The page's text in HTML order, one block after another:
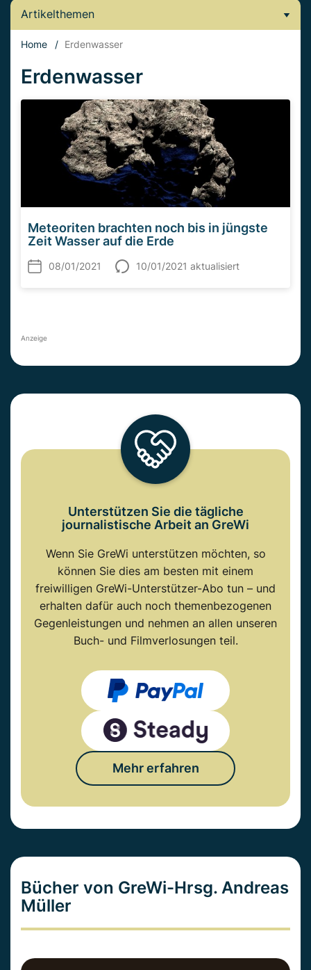
Artikelthemen
Home / Erdenwasser
Erdenwasser
Meteoriten brachten noch bis in jüngste
Zeit Wasser auf die Erde
08/01/2021 10/01/2021 aktualisiert
Anzeige
Unterstützen Sie die tägliche
journalistische Arbeit an GreWi
Wenn Sie GreWi unterstützen möchten, so
können Sie dies am besten mit einem
freiwilligen GreWi-Unterstützer-Abo tun – und
erhalten dafür auch noch themenbezogenen
Gegenleistungen und nehmen an allen unseren
Buch- und Filmverlosungen teil.
Mehr erfahren
Bücher von GreWi-Hrsg. Andreas
Müller